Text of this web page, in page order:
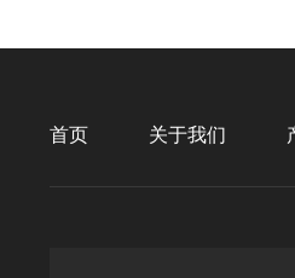
首页 关于我们